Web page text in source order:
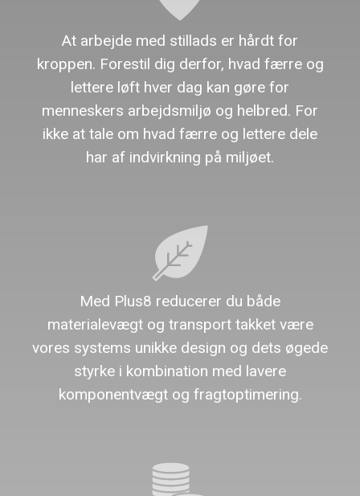
At arbejde med stillads er hårdt for
kroppen. Forestil dig derfor, hvad færre og
lettere løft hver dag kan gøre for
menneskers arbejdsmiljø og helbred. For
ikke at tale om hvad færre og lettere dele
har af indvirkning på miljøet.
Med Plus8 reducerer du både
materialevægt og transport takket være
vores systems unikke design og dets øgede
styrke i kombination med lavere
komponentvægt og fragtoptimering.